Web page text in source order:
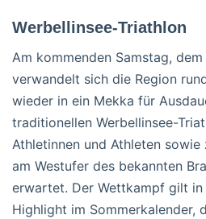
Werbellinsee-Triathlon
Am kommenden Samstag,
verwandelt sich die Region
wieder in ein Mekka für
traditionellen Werbellinsee-
Athletinnen und Athleten
am Westufer des bekannten
erwartet. Der Wettkampf gilt in
Highlight im Sommerkalender,